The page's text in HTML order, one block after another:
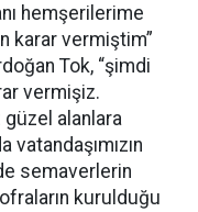
hemşerilerime
karar vermiştim”
Tok, “şimdi
vermişiz.
güzel alanlara
vatandaşımızın
semaverlerin
kurulduğu